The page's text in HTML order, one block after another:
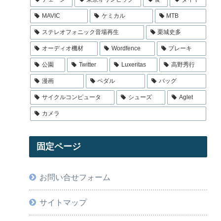
MAVIC ケミカル MTB
ステレオフォニック音場再生 栗城史多
オーディオ機材 Wordfence ブレーキ
公園 Twitter Luxeritas 高野秀行
漫画 ペダル バッグ
サイクルコンピュータ シューズ Aglet
カメラ
固定ページ
お問い合せフォーム
サイトマップ